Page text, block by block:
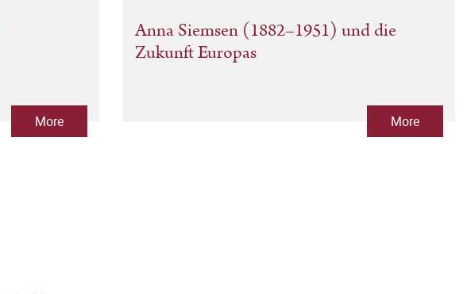
More
Anna Siemsen (1882–1951) und die
Zukunft Europas
More